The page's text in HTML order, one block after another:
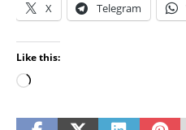
X Telegram
Like this: